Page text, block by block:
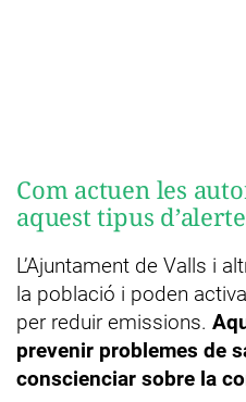
Com actuen les
aquest tipus
L’Ajuntament de Valls i
la població i poden
per reduir emissions.
prevenir problemes de
conscienciar sobre la